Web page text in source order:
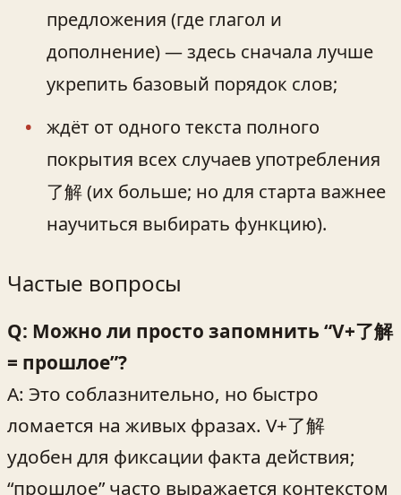
предложения (где глагол и
дополнение) — здесь сначала лучше
укрепить базовый порядок слов;
ждёт от одного текста полного
покрытия всех случаев употребления
了解 (их больше; но для старта важнее
научиться выбирать функцию).
Частые вопросы
Q: Можно ли просто запомнить “V+了解
= прошлое”?
A: Это соблазнительно, но быстро
ломается на живых фразах. V+了解
удобен для фиксации факта действия;
“прошлое” часто выражается контекстом